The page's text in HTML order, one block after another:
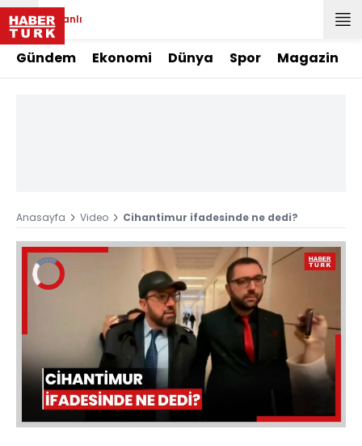
Canlı
Gündem Ekonomi Dünya Spor Magazin
Anasayfa Video Cihantimur ifadesinde ne dedi?
Video
Oynatıcısı
Sesi
Aç
Yüklendi:
Oynatma
Hızı